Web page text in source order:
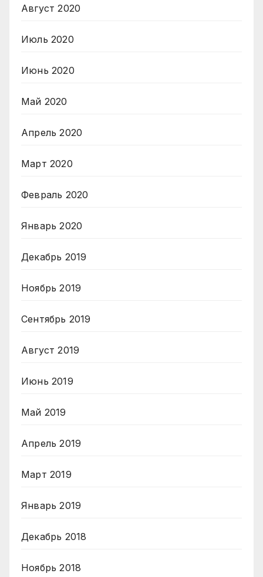
Август 2020
Июль 2020
Июнь 2020
Май 2020
Апрель 2020
Март 2020
Февраль 2020
Январь 2020
Декабрь 2019
Ноябрь 2019
Сентябрь 2019
Август 2019
Июнь 2019
Май 2019
Апрель 2019
Март 2019
Январь 2019
Декабрь 2018
Ноябрь 2018